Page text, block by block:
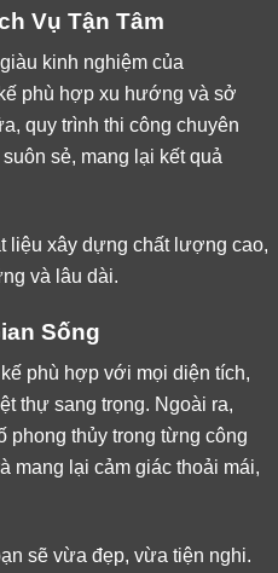
Vụ Tận Tâm
kinh nghiệm của
phù hợp xu hướng và sở
quy trình thi công chuyên
sẻ, mang lại kết quả
liệu xây dựng chất lượng cao,
và lâu dài.
Sống
phù hợp với mọi diện tích,
thự sang trọng. Ngoài ra,
phong thủy trong từng công
mang lại cảm giác thoải mái,
sẽ vừa đẹp, vừa tiện nghi.